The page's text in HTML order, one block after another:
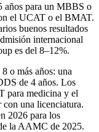
años para un MBBS o
el UCAT o el BMAT.
buenos resultados
internacional
es del 8–12%.
o más años: una
de 4 años. Los
para medicina y el
una licenciatura.
2026 para los
la AAMC de 2025.